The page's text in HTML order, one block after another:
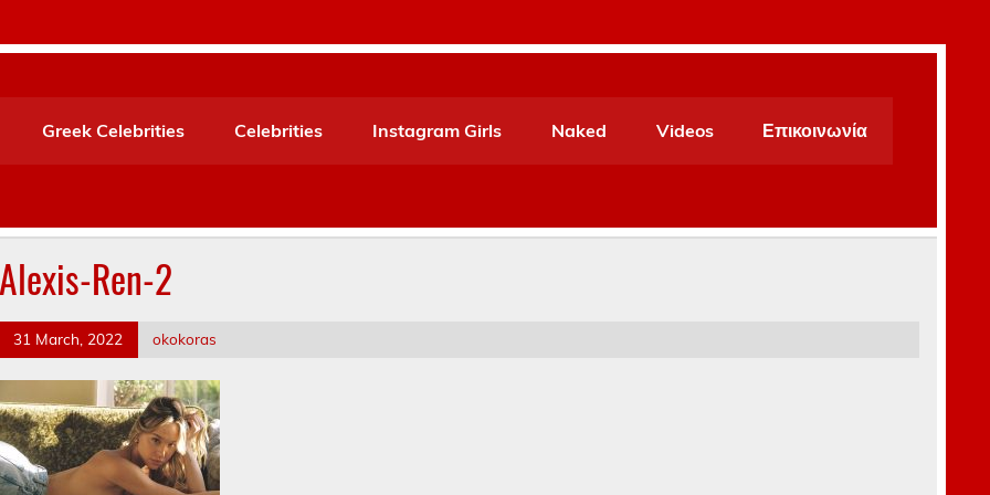
Greek Celebrities Celebrities Instagram Girls Naked Videos Επικοινωνία
Alexis-Ren-2
31 March, 2022 okokoras